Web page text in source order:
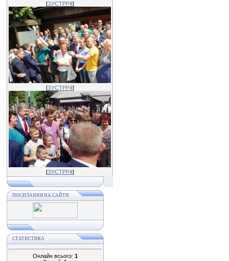
[ЗУСТРІЧІ]
[ЗУСТРІЧІ]
[ЗУСТРІЧІ]
ПОСИЛАННЯ НА САЙТИ
СТАТИСТИКА
Онлайн всього: 1